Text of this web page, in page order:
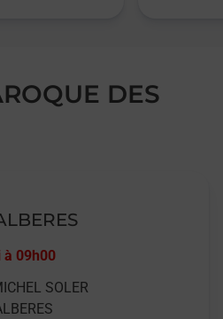
DES
à 09h00
SOLER